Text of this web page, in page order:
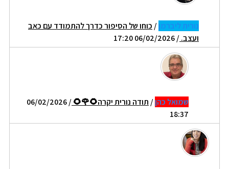
נורית ליברמן/ כוחו של הסיפור כדרך להתמודד עם כאב
ועצב./ 06/02/2026 17:20
שמואל כהן/ תודה נורית יקרה🌻🌹🌻
/ 06/02/2026
18:37